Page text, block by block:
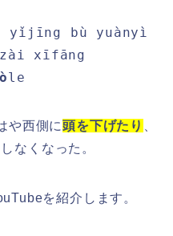
yǐjīng bù yuànyì
xīfāng
l e
や西側に頭を下げたり
なくなった。
を紹介します。